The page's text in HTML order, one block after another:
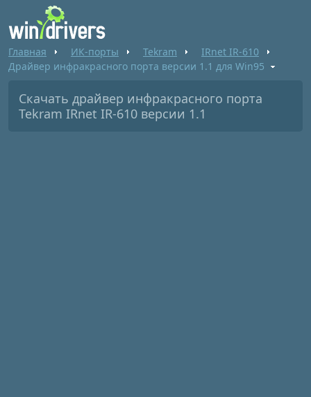
Главная ИК-порты Tekram
IRnet IR-610
Драйвер инфракрасного порта версии 1.1 для Win95
Скачать драйвер инфракрасного порта
Tekram IRnet IR-610 версии 1.1